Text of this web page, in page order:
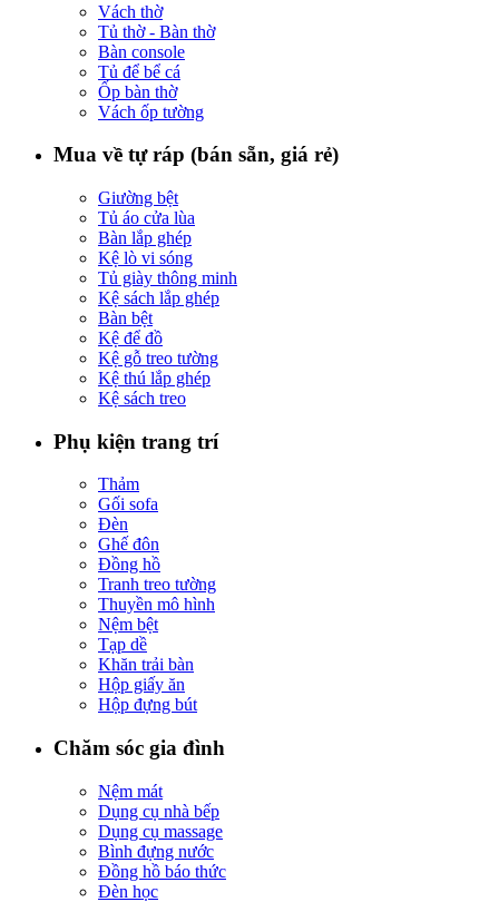
Vách thờ
Tủ thờ - Bàn thờ
Bàn console
Tủ để bể cá
Ốp bàn thờ
Vách ốp tường
Mua về tự ráp (bán sẵn, giá rẻ)
Giường bệt
Tủ áo cửa lùa
Bàn lắp ghép
Kệ lò vi sóng
Tủ giày thông minh
Kệ sách lắp ghép
Bàn bệt
Kệ để đồ
Kệ gỗ treo tường
Kệ thú lắp ghép
Kệ sách treo
Phụ kiện trang trí
Thảm
Gối sofa
Đèn
Ghế đôn
Đồng hồ
Tranh treo tường
Thuyền mô hình
Nệm bệt
Tạp dề
Khăn trải bàn
Hộp giấy ăn
Hộp đựng bút
Chăm sóc gia đình
Nệm mát
Dụng cụ nhà bếp
Dụng cụ massage
Bình đựng nước
Đồng hồ báo thức
Đèn học